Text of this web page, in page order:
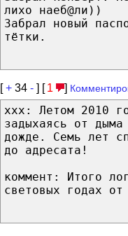
лихо наеб@ли))
Забрал новый
тётки.
[+ 34 - ] [ 1 ]
ххх: Летом 2010
задыхаясь от
дожде. Семь лет
до адресата!
коммент: Итого
световых годах от